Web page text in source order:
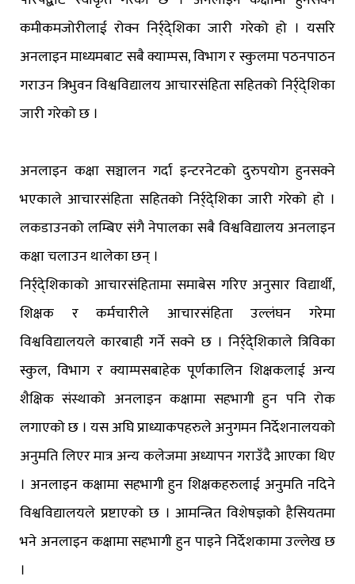
कमीकमजोरीलाई रोक्न निर्र्दे्शिका जारी गरेको हो । यसरि
अनलाइन माध्यमबाट सबै क्याम्पस, विभाग र स्कुलमा पठनपाठन
गराउन त्रिभुवन विश्वविद्यालय आचारसंहिता सहितको निर्र्दे्शिका
जारी गरेको छ ।
अनलाइन कक्षा सञ्चालन गर्दा इन्टरनेटको दुरुपयोग हुनसक्ने
भएकाले आचारसंहिता सहितको निर्र्दे्शिका जारी गरेको हो ।
लकडाउनको लम्बिए संगै नेपालका सबै विश्वविद्यालय अनलाइन
कक्षा चलाउन थालेका छन् ।
निर्र्दे्शिकाको आचारसंहितामा समाबेस गरिए अनुसार विद्यार्थी,
शिक्षक र कर्मचारीले आचारसंहिता उल्लंघन गरेमा
विश्वविद्यालयले कारबाही गर्ने सक्ने छ । निर्र्दे्शिकाले त्रिविका
स्कुल, विभाग र क्याम्पसबाहेक पूर्णकालिन शिक्षकलाई अन्य
शैक्षिक संस्थाको अनलाइन कक्षामा सहभागी हुन पनि रोक
लगाएको छ । यस अघि प्राध्याकपहरुले अनुगमन निर्देशनालयको
अनुमति लिएर मात्र अन्य कलेजमा अध्यापन गराउँदै आएका थिए
। अनलाइन कक्षामा सहभागी हुन शिक्षकहरुलाई अनुमति नदिने
विश्वविद्यालयले प्रष्टाएको छ । आमन्त्रित विशेषज्ञको हैसियतमा
भने अनलाइन कक्षामा सहभागी हुन पाइने निर्देशकामा उल्लेख छ
।